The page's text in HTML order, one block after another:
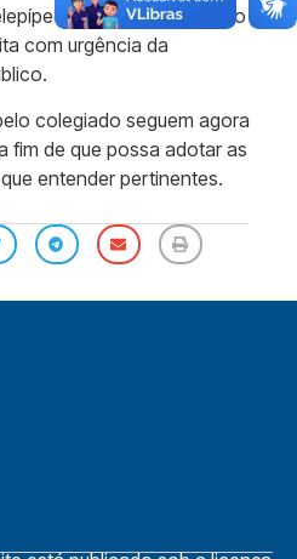
das ruas do bairro
com urgência da
colegiado seguem agora
fim de que possa adotar as
entender pertinentes.